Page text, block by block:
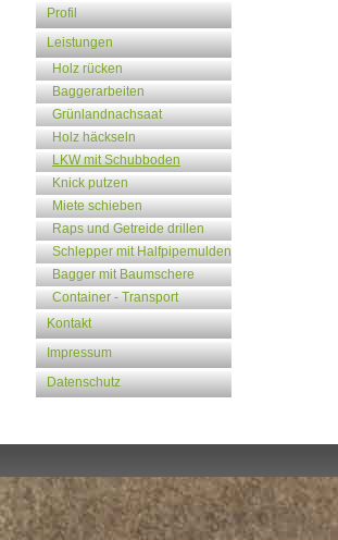
Profil
Leistungen
Holz rücken
Baggerarbeiten
Grünlandnachsaat
Holz häckseln
LKW mit Schubboden
Knick putzen
Miete schieben
Raps und Getreide drillen
Schlepper mit Halfpipemulden
Bagger mit Baumschere
Container - Transport
Kontakt
Impressum
Datenschutz